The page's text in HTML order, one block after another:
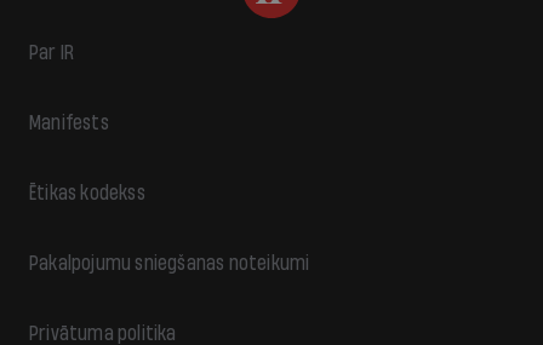
Par IR
Manifests
Ētikas kodekss
Pakalpojumu sniegšanas noteikumi
Privātuma politika